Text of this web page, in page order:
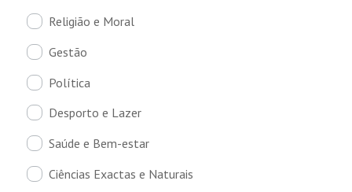
Religião e Moral
Gestão
Política
Desporto e Lazer
Saúde e Bem-estar
Ciências Exactas e Naturais